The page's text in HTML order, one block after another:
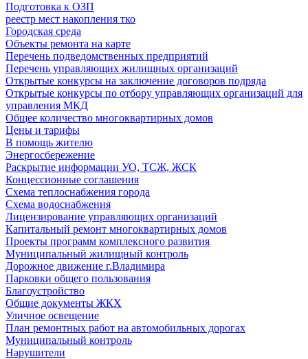
Подготовка к ОЗП
реестр мест накопления тко
Городская среда
Объекты ремонта на карте
Перечень подведомственных предприятий
Перечень управляющих жилищных организаций
Открытые конкурсы на заключение договоров подряда
Открытые конкурсы по отбору управляющих организаций для
управления МКД
Общее количество многоквартирных домов
Цены и тарифы
В помощь жителю
Энергосбережение
Раскрытие информации УО, ТСЖ, ЖСК
Концессионные соглашения
Схема теплоснабжения города
Схема водоснабжения
Лицензирование управляющих организаций
Капитальный ремонт многоквартирных домов
Проекты программ комплексного развития
Муниципальный жилищный контроль
Дорожное движение г.Владимира
Парковки общего пользования
Благоустройство
Общие документы ЖКХ
Уличное освещение
План ремонтных работ на автомобильных дорогах
Муниципальный контроль
Нарушители